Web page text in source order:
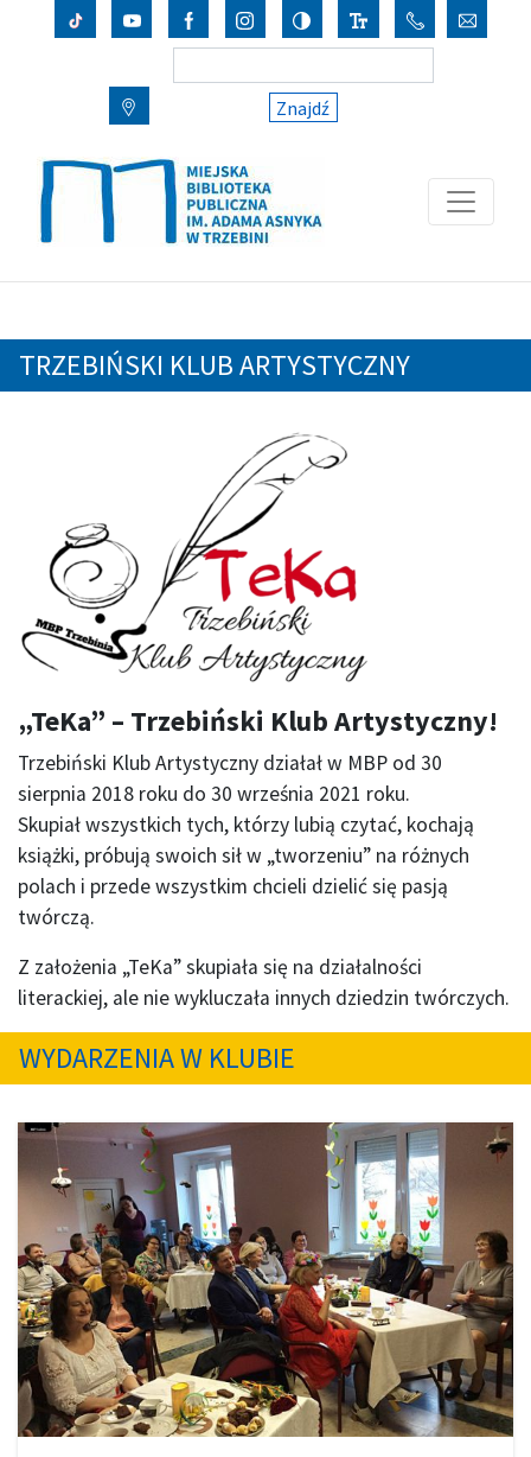
Znajdź
TRZEBIŃSKI KLUB ARTYSTYCZNY
„TeKa” – Trzebiński Klub Artystyczny!
Trzebiński Klub Artystyczny działał w MBP od 30
sierpnia 2018 roku do 30 września 2021 roku.
Skupiał wszystkich tych, którzy lubią czytać, kochają
książki, próbują swoich sił w „tworzeniu” na różnych
polach i przede wszystkim chcieli dzielić się pasją
twórczą.
Z założenia „TeKa” skupiała się na działalności
literackiej, ale nie wykluczała innych dziedzin twórczych.
WYDARZENIA W KLUBIE